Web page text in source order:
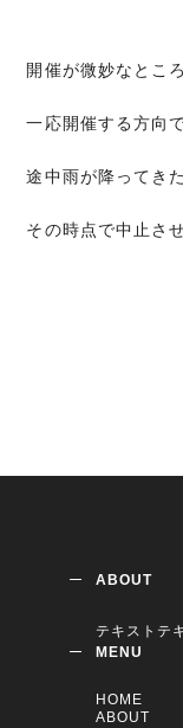
開催が微妙なとこ
一応開催する方向で
途中雨が降ってき
その時点で中止さ
ABOUT
テキストテ
MENU
HOME
ABOUT